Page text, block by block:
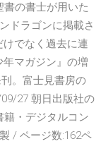
の書士が用いた
ドラゴンに掲載さ
でなく過去に連
マガジン』の増
。富士見書房の
27 朝日出版社の
籍・デジタルコン
/ ページ数:162ペ